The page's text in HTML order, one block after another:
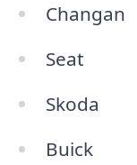
Changan
Seat
Skoda
Buick